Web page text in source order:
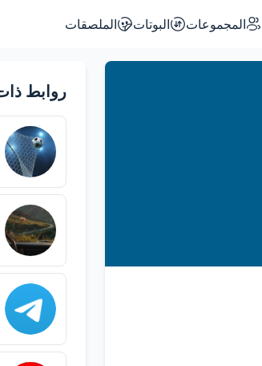
المجموعات البوتات الملصقات
روابط